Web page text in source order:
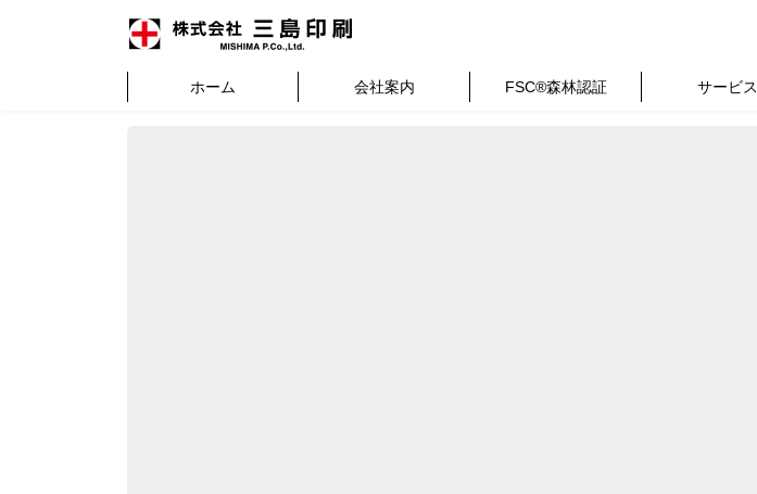
ホーム 会社案内 FSC®森林認証 サービス